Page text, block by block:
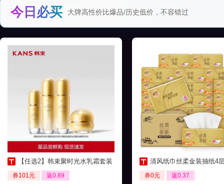
今日必买 大牌高性价比爆品/历史低价，不容错过
【任选2】韩束聚时光水乳霜套装
券101元 返0.89
清风纸巾丝柔金装抽纸4层24包家
券0元 返0.37